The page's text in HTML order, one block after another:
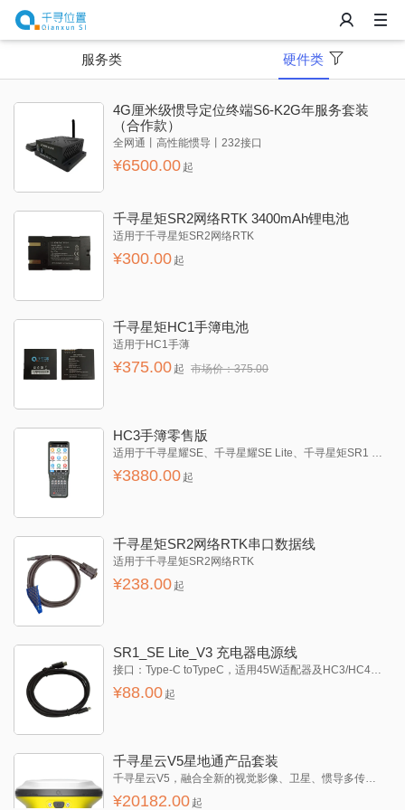
服务类 硬件类
4G厘米级惯导定位终端S6-K2G年服务套装
（合作款）
全网通丨高性能惯导丨232接口
¥6500.00 起
千寻星矩SR2网络RTK 3400mAh锂电池
适用于千寻星矩SR2网络RTK
¥300.00 起
千寻星矩HC1手簿电池
适用于HC1手薄
¥375.00 起 市场价：375.00
HC3手簿零售版
¥3880.00 起
千寻星矩SR2网络RTK串口数据线
适用于千寻星矩SR2网络RTK
¥238.00 起
SR1_SE Lite_V3 充电器电源线
¥88.00 起
千寻星云V5星地通产品套装
¥20182.00 起